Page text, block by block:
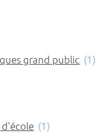
grand public (1)
(1)